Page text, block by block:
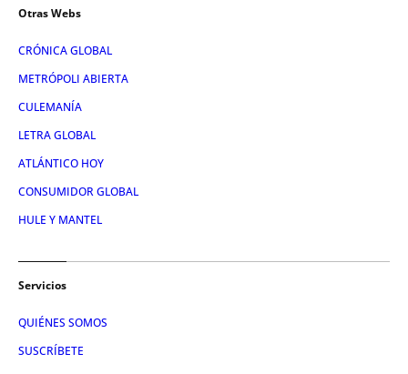
Otras Webs
CRÓNICA GLOBAL
METRÓPOLI ABIERTA
CULEMANÍA
LETRA GLOBAL
ATLÁNTICO HOY
CONSUMIDOR GLOBAL
HULE Y MANTEL
Servicios
QUIÉNES SOMOS
SUSCRÍBETE